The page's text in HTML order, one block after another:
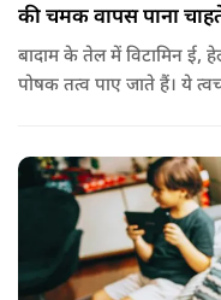
की चमक वापस पाना
बादाम के तेल में विटामिन
पोषक तत्व पाए जाते हैं। ये
पहले से ज्यादा मुलायम महसूस
के तेल के साथ मिलाकर भी
बेहतर तरीके से होती है।
पहले त्वचा विशेषज्ञ से सलाह